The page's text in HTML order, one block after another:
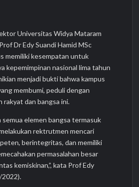
Universitas Widya Mataram
Dr Edy Suandi Hamid MSc
memiliki kesempatan untuk
kepemimpinan nasional lima tahun
menjadi bukti bahwa kampus
membumi, peduli dengan
rakyat dan bangsa ini.
elemen bangsa termasuk
rektrutmen mencari
berintegritas, dan memiliki
permasalahan besar
kemiskinan,”, kata Prof Edy
2022).